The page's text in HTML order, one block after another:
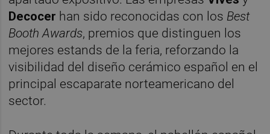
Decocer han sido reconocidas con los Best
Booth Awards, premios que distinguen los
mejores estands de la feria, reforzando la
visibilidad del diseño cerámico español en el
principal escaparate norteamericano del
sector.